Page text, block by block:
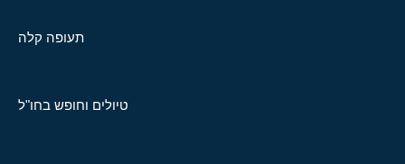
תעופה קלה
טיולים וחופש בחו"ל